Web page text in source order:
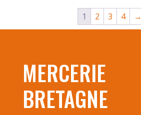
1 2 3 4 →
MERCERIE
BRETAGNE